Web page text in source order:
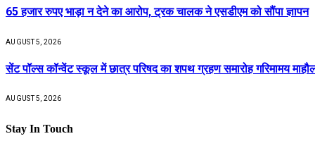
65 हजार रुपए भाड़ा न देने का आरोप, ट्रक चालक ने एसडीएम को सौंपा ज्ञापन
AUGUST 5, 2026
सेंट पॉल्स कॉन्वेंट स्कूल में छात्र परिषद का शपथ ग्रहण समारोह गरिमामय
AUGUST 5, 2026
Stay In Touch